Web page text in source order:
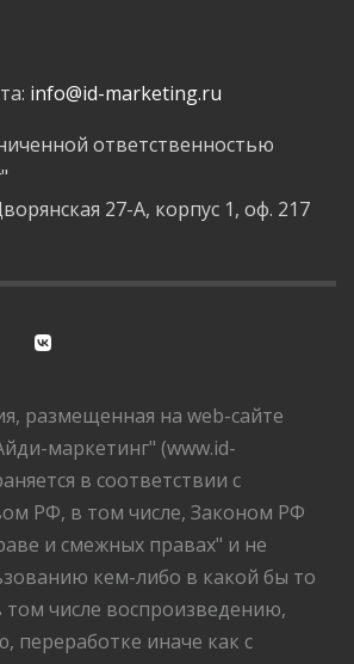
info@id-marketing.ru
ответственностью
27-А, корпус 1, оф. 217
размещенная на web-сайте
маркетинг" (www.id-
в соответствии с
РФ, в том числе, Законом РФ
и смежных правах" и не
кем-либо в какой бы то
числе воспроизведению,
переработке иначе как с